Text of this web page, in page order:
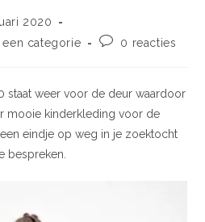
2020
categorie
0 reacties
staat weer voor de deur waardoor
mooie kinderkleding voor de
eindje op weg in je zoektocht
bespreken.